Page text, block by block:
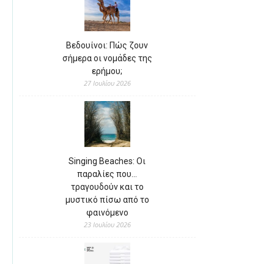
Βεδουίνοι: Πώς ζουν
σήμερα οι νομάδες της
ερήμου;
27 Ιουλίου 2026
Singing Beaches: Οι
παραλίες που…
τραγουδούν και το
μυστικό πίσω από το
φαινόμενο
23 Ιουλίου 2026